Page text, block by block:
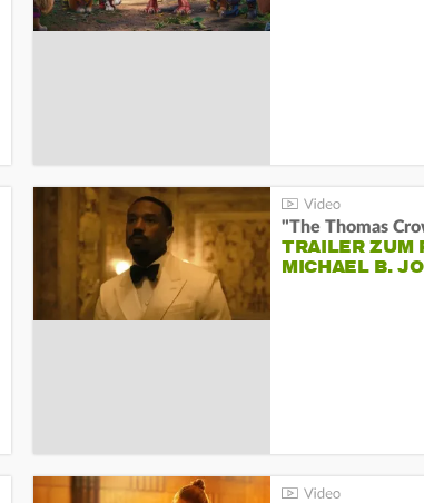
"The Thomas
TRAILER ZUM
MICHAEL B.